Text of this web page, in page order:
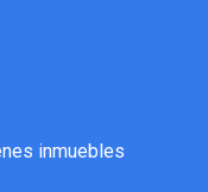
inmuebles